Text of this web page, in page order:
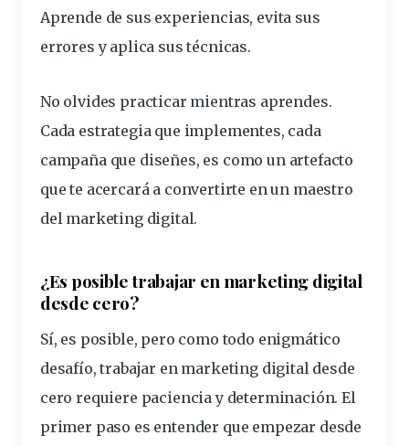
Aprende de sus experiencias, evita sus
errores y aplica sus técnicas.
No olvides practicar mientras aprendes.
Cada estrategia que implementes, cada
campaña que diseñes, es como un artefacto
que te acercará a convertirte en un maestro
del marketing digital.
¿Es posible trabajar en marketing digital
desde cero?
Sí, es posible, pero como todo enigmático
desafío, trabajar en marketing digital desde
cero requiere paciencia y determinación.El
primer paso es entender que empezar desde